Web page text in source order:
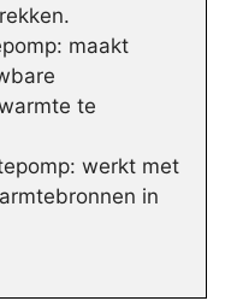
maakt
te
werkt met
in